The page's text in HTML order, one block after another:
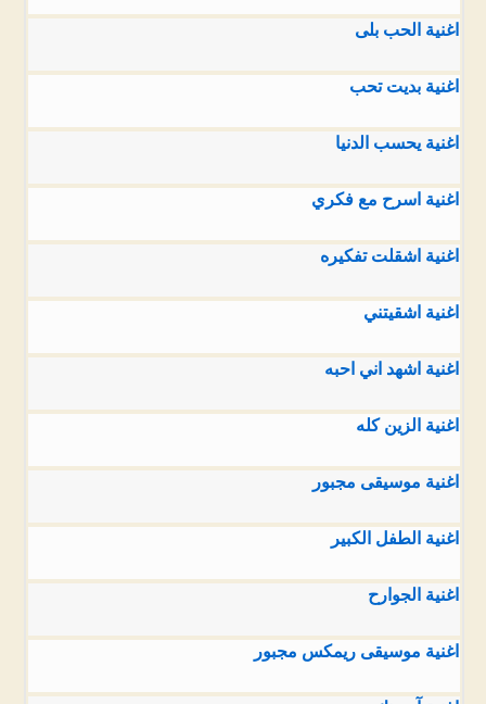
اغنية الحب بلى
اغنية بديت تحب
اغنية يحسب الدنيا
اغنية اسرح مع فكري
اغنية اشقلت تفكيره
اغنية اشقيتني
اغنية اشهد اني احبه
اغنية الزين كله
اغنية موسيقى مجبور
اغنية الطفل الكبير
اغنية الجوارح
اغنية موسيقى ريمكس مجبور